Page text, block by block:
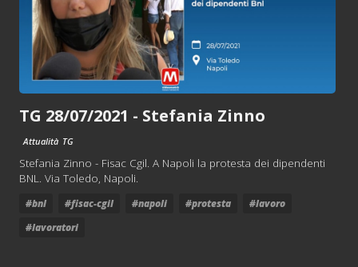
TG 28/07/2021 - Stefania Zinno
Attualità TG
Stefania Zinno - Fisac Cgil. A Napoli la protesta dei dipendenti
BNL. Via Toledo, Napoli.
#bnl #fisac-cgil #napoli #protesta
#lavoro
#lavoratori